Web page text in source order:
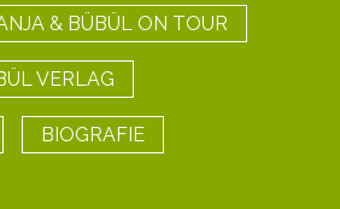
& BÜBÜL ON TOUR
VERLAG
BIOGRAFIE